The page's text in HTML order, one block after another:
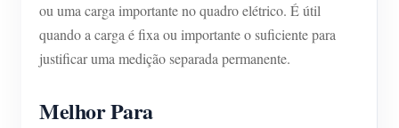
ou uma carga importante no quadro elétrico. É útil
quando a carga é fixa ou importante o suficiente para
justificar uma medição separada permanente.
Melhor Para